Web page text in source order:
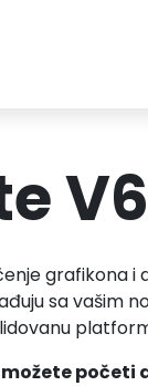
grafikona
sa vašim
možete